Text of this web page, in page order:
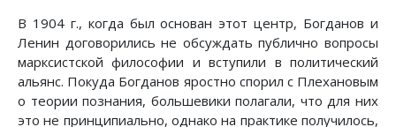
В 1904 г., когда был основан этот центр, Богданов и
Ленин договорились не обсуждать публично вопросы
марксистской философии и вступили в политический
альянс. Покуда Богданов яростно спорил с Плехановым
о теории познания, большевики полагали, что для них
это не принципиально, однако на практике получилось,